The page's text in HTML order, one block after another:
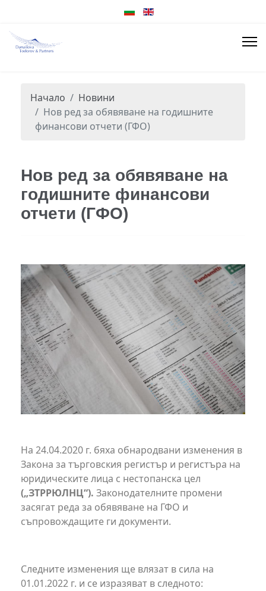
Начало
Новини
Нов ред за обявяване на годишните
финансови отчети (ГФО)
Нов ред за обявяване на
годишните финансови
отчети (ГФО)
На 24.04.2020 г. бяха обнародвани изменения в
Закона за търговския регистър и регистъра на
юридическите лица с нестопанска цел
(„ЗТРРЮЛНЦ“). Законодателните промени
засягат реда за обявяване на ГФО и
съпровождащите ги документи.
Следните изменения ще влязат в сила на
01.01.2022 г. и се изразяват в следното: